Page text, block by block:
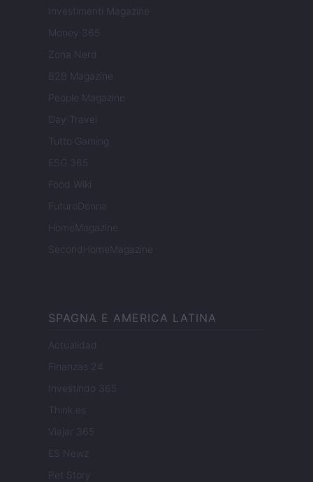
Investimenti Magazine
Money 365
Zona Nerd
B2B Magazine
People Magazine
Day Travel
Tutto Gaming
ESG 365
Food Wiki
FuturoDonna
HomeMagazine
SecondHomeMagazine
SPAGNA E AMERICA LATINA
Actualidad
Finanzas 24
Investindo 365
Think.es
Viajar 365
ES Newz
Pet Story